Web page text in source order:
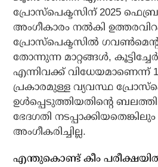
പ്രോസ്പെക്ടസിന് 2025
അംഗീകാരം നൽകി
പ്രോസ്പെക്ടസിൽ
തോന്നുന്ന മാറ്റങ്ങൾ,
എന്നിവക്ക് വിധേയമാണെന്ന്
പ്രകാരമുള്ള വ്യവസ്ഥ
ഉൾപ്പെടുത്തിയതിൻ്റെ
ഭേദഗതി
അംഗീകരിച്ചില്ല.
എന്തുകൊണ്ട് കീം